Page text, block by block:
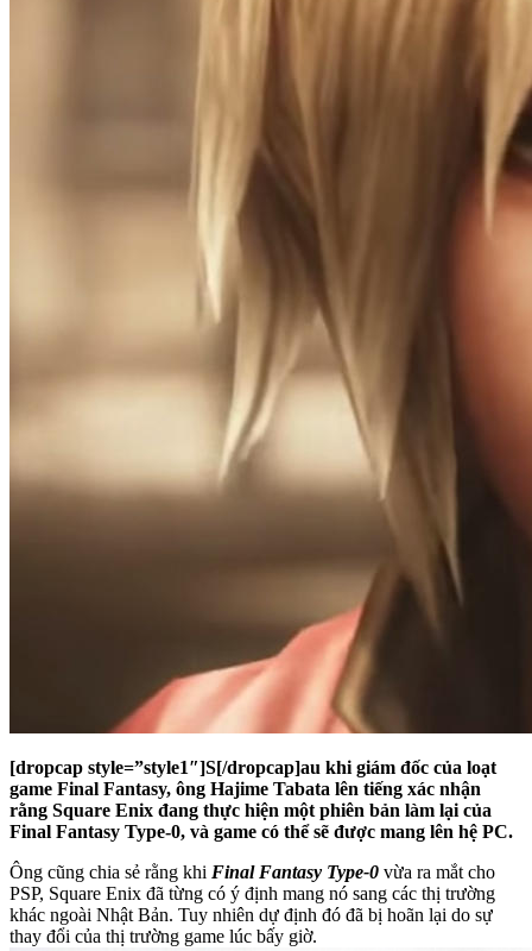
[dropcap style=”style1″]S[/dropcap]au khi giám đốc của loạt
game Final Fantasy, ông Hajime Tabata lên tiếng xác nhận
rằng Square Enix đang thực hiện một phiên bản làm lại của
Final Fantasy Type-0, và game có thể sẽ được mang lên hệ PC.
Ông cũng chia sẻ rằng khi Final Fantasy Type-0 vừa ra mắt cho
PSP, Square Enix đã từng có ý định mang nó sang các thị trường
khác ngoài Nhật Bản. Tuy nhiên dự định đó đã bị hoãn lại do sự
thay đổi của thị trường game lúc bấy giờ.